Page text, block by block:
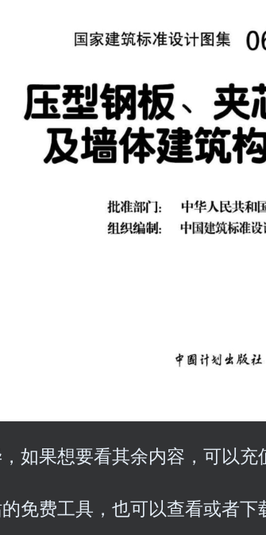
如果想要看其余内容，可以充
免费工具，也可以查看或者下